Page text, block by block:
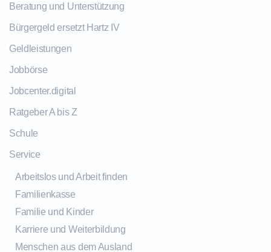
Beratung und Unterstützung
Bürgergeld ersetzt Hartz IV
Geldleistungen
Jobbörse
Jobcenter.digital
Ratgeber A bis Z
Schule
Service
Arbeitslos und Arbeit finden
Familienkasse
Familie und Kinder
Karriere und Weiterbildung
Menschen aus dem Ausland